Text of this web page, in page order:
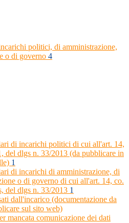
politici, di amministrazione,
o di governo 4
di incarichi politici di cui all'art. 14,
del dlgs n. 33/2013 (da pubblicare in
1
di incarichi di amministrazione, di
o di governo di cui all'art. 14, co.
del dlgs n. 33/2013 1
dall'incarico (documentazione da
sul sito web)
mancata comunicazione dei dati